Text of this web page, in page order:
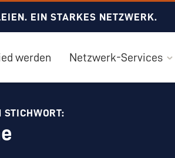
EIN STARKES NETZWERK.
werden Netzwerk-Services
STICHWORT: